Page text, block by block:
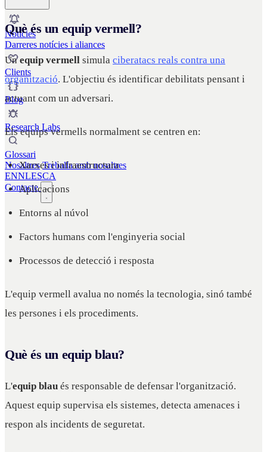
Notícies
Darreres notícies i aliances
Clients
Blog
Research Labs
Glossari
Nosaltres Treballa amb nosaltres
ENNLESCA
Contacte
Què és un equip vermell?
Unequip vermell simula ciberatacs reals contra una
organització. L'objectiu és identificar debilitats pensant i
actuant com un adversari.
Els equips vermells normalment se centren en:
Xarxes i infraestructura
Aplicacions
Entorns al núvol
Factors humans com l'enginyeria social
Processos de detecció i resposta
L'equip vermell avalua no només la tecnologia, sinó també
les persones i els procediments.
Què és un equip blau?
L'equip blau és responsable de defensar l'organització.
Aquest equip supervisa els sistemes, detecta amenaces i
respon als incidents de seguretat.